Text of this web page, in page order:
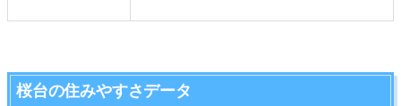
桜台の住みやすさデータ